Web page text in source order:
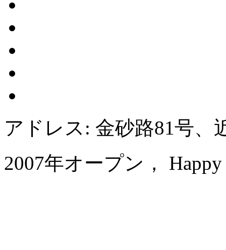
アドレス: 金砂路81号、
2007年オープン， Happy